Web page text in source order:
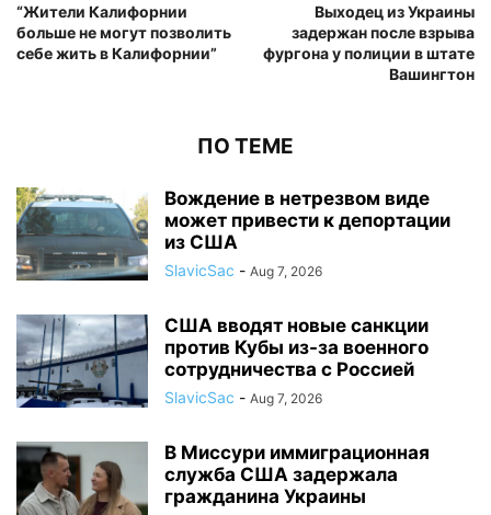
“Жители Калифорнии
больше не могут позволить
себе жить в Калифорнии”
Выходец из Украины
задержан после взрыва
фургона у полиции в штате
Вашингтон
ПО ТЕМЕ
Вождение в нетрезвом виде
может привести к депортации
из США
SlavicSac - Aug 7, 2026
США вводят новые санкции
против Кубы из-за военного
сотрудничества с Россией
SlavicSac - Aug 7, 2026
В Миссури иммиграционная
служба США задержала
гражданина Украины